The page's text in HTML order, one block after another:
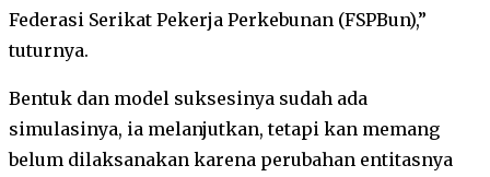
Federasi Serikat Pekerja Perkebunan (FSPBun),”
tuturnya.
Bentuk dan model suksesinya sudah ada
simulasinya, ia melanjutkan, tetapi kan memang
belum dilaksanakan karena perubahan entitasnya